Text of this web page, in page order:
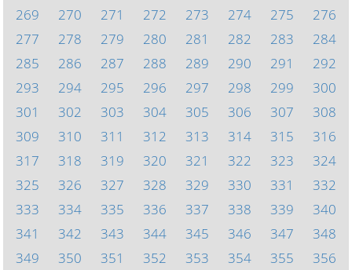
269
270 271 272 273 274 275
276
277
278 279 280 281 282 283
284
285
286 287 288 289 290 291
292
293
294 295 296 297 298 299
300
301
302 303 304 305 306 307
308
309
310 311 312 313 314 315
316
317
318 319 320 321 322 323
324
325
326 327 328 329 330 331
332
333
334 335 336 337 338 339
340
341
342 343 344 345 346 347
348
349
350 351 352 353 354 355 356